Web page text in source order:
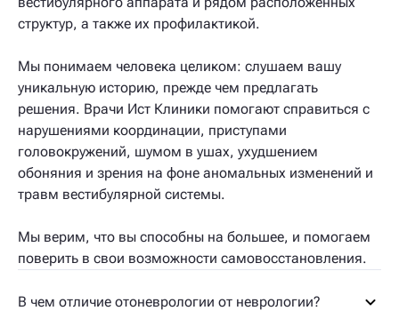
структур, а также их профилактикой.
Мы понимаем человека целиком: слушаем вашу
уникальную историю, прежде чем предлагать
решения. Врачи Ист Клиники помогают справиться с
нарушениями координации, приступами
головокружений, шумом в ушах, ухудшением
обоняния и зрения на фоне аномальных изменений и
травм вестибулярной системы.
Мы верим, что вы способны на большее, и помогаем
поверить в свои возможности самовосстановления.
В чем отличие отоневрологии от неврологии?